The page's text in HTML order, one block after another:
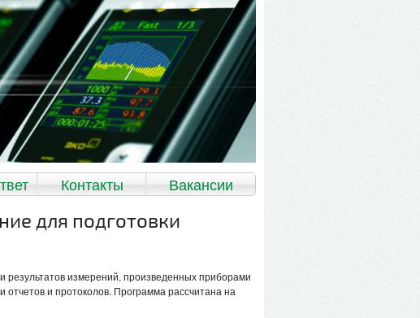
Контакты Вакансии
для подготовки
результатов измерений, произведенных приборами
отчетов и протоколов. Программа рассчитана на